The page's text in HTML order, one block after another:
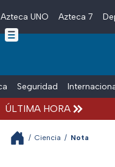
Skip to main content
Azteca UNO Azteca 7
Seguridad
ÚLTIMA HORA
/ Ciencia / Nota